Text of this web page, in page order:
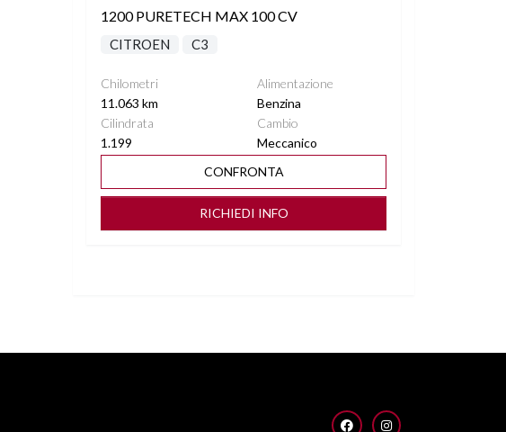
1200 PURETECH MAX 100 CV
CITROEN C3
Chilometri
11.063 km
Alimentazione
Benzina
Cilindrata
1.199
Cambio
Meccanico
CONFRONTA
RICHIEDI INFO
FACEBOOKINSTAGRAM